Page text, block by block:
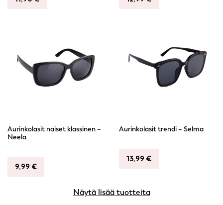
Aurinkolasit naiset klassinen –
Neela
9,99 €
Aurinkolasit trendi – Selma
13,99 €
Näytä lisää tuotteita